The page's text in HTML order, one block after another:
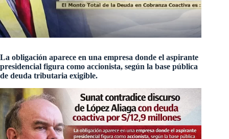
La obligación aparece en una empresa donde el aspirante
presidencial figura como accionista, según la base pública
de deuda tributaria exigible.